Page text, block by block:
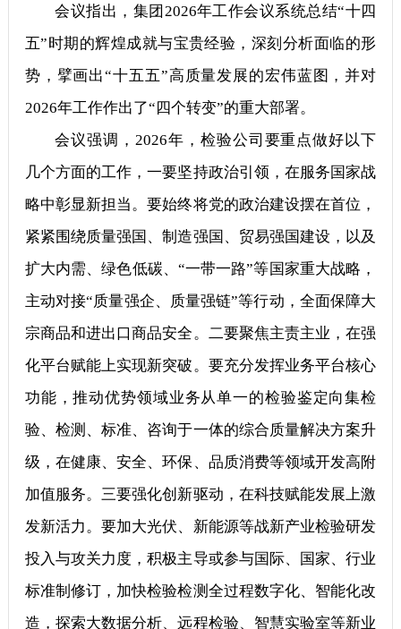
会议指出，集团2026年工作会议系统总结“十四
五”时期的辉煌成就与宝贵经验，深刻分析面临的形
势，擘画出“十五五”高质量发展的宏伟蓝图，并对
2026年工作作出了“四个转变”的重大部署。
会议强调，2026年，检验公司要重点做好以下
几个方面的工作，一要坚持政治引领，在服务国家战
略中彰显新担当。要始终将党的政治建设摆在首位，
紧紧围绕质量强国、制造强国、贸易强国建设，以及
扩大内需、绿色低碳、“一带一路”等国家重大战略，
主动对接“质量强企、质量强链”等行动，全面保障大
宗商品和进出口商品安全。二要聚焦主责主业，在强
化平台赋能上实现新突破。要充分发挥业务平台核心
功能，推动优势领域业务从单一的检验鉴定向集检
验、检测、标准、咨询于一体的综合质量解决方案升
级，在健康、安全、环保、品质消费等领域开发高附
加值服务。三要强化创新驱动，在科技赋能发展上激
发新活力。要加大光伏、新能源等战新产业检验研发
投入与攻关力度，积极主导或参与国际、国家、行业
标准制修订，加快检验检测全过程数字化、智能化改
造，探索大数据分析、远程检验、智慧实验室等新业